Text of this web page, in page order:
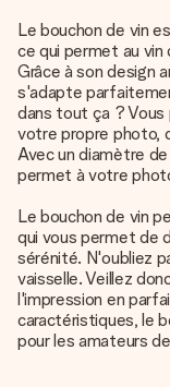
Le bouchon de vin
ce qui permet au
Grâce à son design
s'adapte
dans tout ça ? Vous
votre propre photo,
Avec un diamètre
permet à votre
Le bouchon de vin
qui vous permet de
sérénité. N'oubliez
vaisselle. Veillez
l'impression en
caractéristiques, le
pour les amateurs